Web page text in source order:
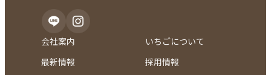
会社案内
いちごについて
最新情報
採用情報